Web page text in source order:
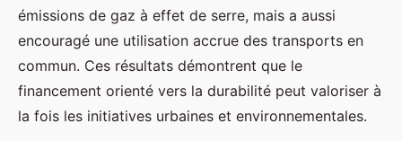
émissions de gaz à effet de serre, mais a aussi
encouragé une utilisation accrue des transports en
commun. Ces résultats démontrent que le
financement orienté vers la durabilité peut valoriser à
la fois les initiatives urbaines et environnementales.